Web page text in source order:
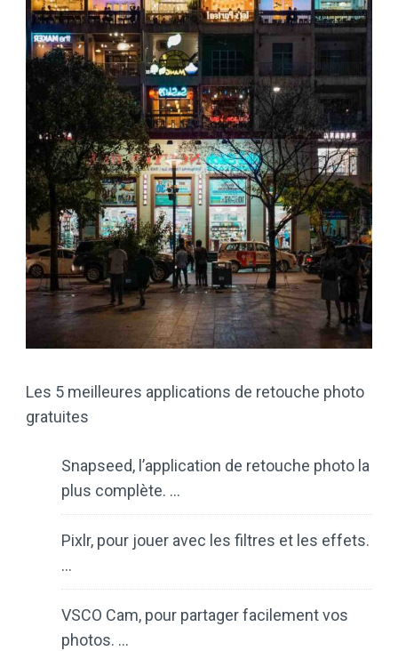
Les 5 meilleures applications de retouche photo
gratuites
Snapseed, l’application de retouche photo la
plus complète. …
Pixlr, pour jouer avec les filtres et les effets.
…
VSCO Cam, pour partager facilement vos
photos. …